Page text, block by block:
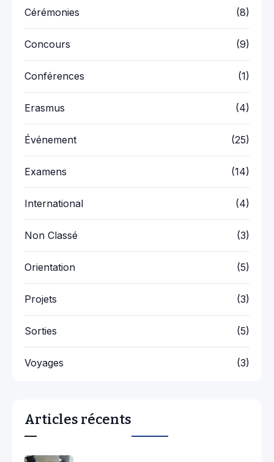
Cérémonies (8)
Concours (9)
Conférences (1)
Erasmus (4)
Événement (25)
Examens (14)
International (4)
Non Classé (3)
Orientation (5)
Projets (3)
Sorties (5)
Voyages (3)
Articles récents